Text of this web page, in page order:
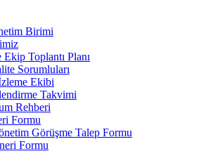
Birimi
Toplantı Planı
Sorumluları
Ekibi
Takvimi
Rehberi
Formu
Görüşme Talep Formu
Formu